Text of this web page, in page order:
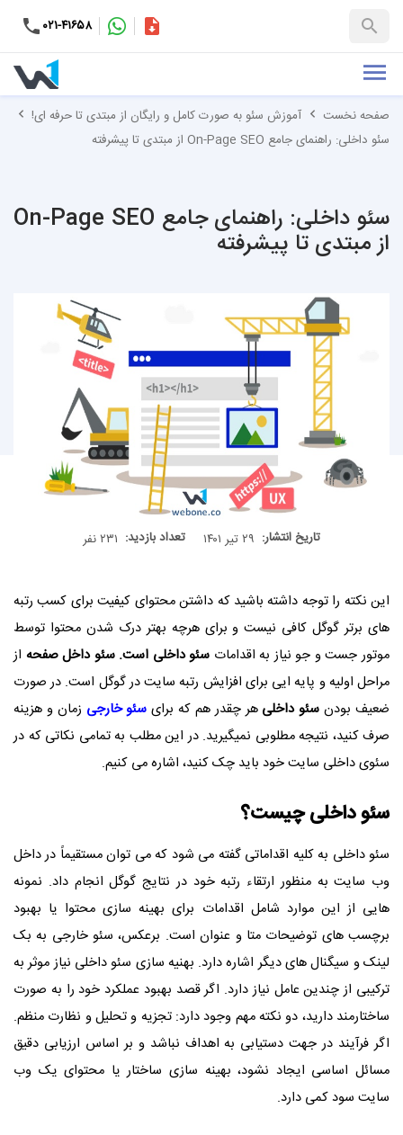
۰۲۱-۴۱۶۵۸
+۹۸-کاتالوگ
صفحه نخست
آموزش سئو به صورت کامل و رایگان از مبتدی تا حرفه ای!
سئو داخلی: راهنمای جامع On-Page SEO از مبتدی تا پیشرفته
سئو داخلی: راهنمای جامع On-Page SEO
از مبتدی تا پیشرفته
تاریخ انتشار: ۲۹ تیر ۱۴۰۱ تعداد بازدید: ۲۳۱ نفر
این نکته را توجه داشته باشید که داشتن محتوای کیفیت برای کسب رتبه
های برتر گوگل کافی نیست و برای هرچه بهتر درک شدن محتوا توسط
موتور جست و جو نیاز به اقدامات سئو داخلی است. سئو داخل صفحه از
مراحل اولیه و پایه ایی برای افزایش رتبه سایت در گوگل است. در صورت
ضعیف بودن سئو داخلی هر چقدر هم که برای سئو خارجی زمان و هزینه
صرف کنید، نتیجه مطلوبی نمیگیرید. در این مطلب به تمامی نکاتی که در
سئوی داخلی سایت خود باید چک کنید، اشاره می کنیم.
سئو داخلی چیست؟
سئو داخلی به کلیه اقداماتی گفته می شود که می توان مستقیماً در داخل
وب سایت به منظور ارتقاء رتبه خود در نتایج گوگل انجام داد. نمونه
هایی از این موارد شامل اقدامات برای بهینه سازی محتوا یا بهبود
برچسب های توضیحات متا و عنوان است. برعکس، سئو خارجی به بک
لینک و سیگنال های دیگر اشاره دارد. بهنیه سازی سئو داخلی نیاز موثر به
ترکیبی از چندین عامل نیاز دارد. اگر قصد بهبود عملکرد خود را به صورت
ساختارمند دارید، دو نکته مهم وجود دارد: تجزیه و تحلیل و نظارت منظم.
اگر فرآیند در جهت دستیابی به اهداف نباشد و بر اساس ارزیابی دقیق
مسائل اساسی ایجاد نشود، بهینه سازی ساختار یا محتوای یک وب
سایت سود کمی دارد.